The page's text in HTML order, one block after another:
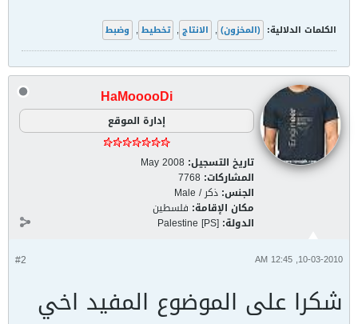
الكلمات الدلالية: (المخزون) , الانتاج , تخطيط , وضبط
HaMooooDi
إدارة الموقع
تاريخ التسجيل: May 2008
المشاركات: 7768
الجنس: ذكر / Male
مكان الإقامة: فلسطين
الدولة: Palestine [PS]
#2 10-03-2010, 12:45 AM
شكرا على الموضوع المفيد اخي